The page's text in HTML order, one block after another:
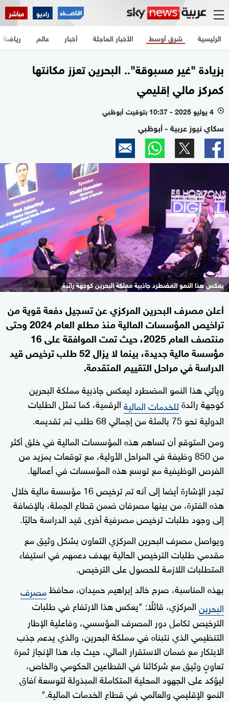
راديو مباشر
الرئيسية الأخبار العاجلة أخبار شرق أوسط عالم رياضة
بزيادة "غير مسبوقة".. البحرين تعزز مكانتها
كمركز مالي إقليمي
l 4 يوليو 2025 - 10:37 بتوقيت أبوظبي
سكاي نيوز عربية - أبوظبي
يعكس هذا النمو المضطرد جاذبية مملكة البحرين كوجهة رائدة
أعلن مصرف البحرين المركزي عن تسجيل دفعة قوية من
تراخيص المؤسسات المالية منذ مطلع العام 2024 وحتى
منتصف العام 2025، حيث تمت الموافقة على 16
مؤسسة مالية جديدة، بينما لا يزال 52 طلب ترخيص قيد
الدراسة في مراحل التقييم المتقدمة.
ويأتي هذا النمو المضطرد ليعكس جاذبية مملكة البحرين
كوجهة رائدةللخدمات الماليةالرقمية، كما تمثل الطلبات
الدولية نحو 75 بالمئة من إجمالي 68 طلب تم تقديمه.
ومن المتوقع أن تساهم هذه المؤسسات المالية في خلق أكثر
من 850 وظيفة في المراحل الأولية، مع توقعات بمزيد من
الفرص الوظيفية مع توسع هذه المؤسسات في أعمالها.
تجدر الإشارة أيضا إلى أنه تم ترخيص 16 مؤسسة مالية خلال
هذه الفترة، من بينها مصرفان ضمن قطاع الجملة، بالإضافة
إلى وجود طلبات ترخيص مصرفية أخرى قيد الدراسة حاليًا.
ويواصل مصرف البحرين المركزي التعاون بشكل وثيق مع
مقدمي طلبات الترخيص الحالية بهدف دعمهم في استيفاء
المتطلبات اللازمة للحصول على الترخيص.
بهذه المناسبة، صرح خالد إبراهيم حميدان، محافظمصرف
البحرينالمركزي، قائلًا: "يعكس هذا الارتفاع في طلبات
الترخيص تكامل دور المصرف المؤسسي، وفاعلية الإطار
التنظيمي الذي نتبناه في مملكة البحرين، والذي يدعم جذب
الابتكار مع ضمان الاستقرار المالي، حيث جاء هذا الإنجاز ثمرة
تعاونٍ وثيق مع شركائنا في القطاعين الحكومي والخاص،
ليؤكد على الجهود المحلية المتكاملة المبذولة لتوسعة آفاق
النمو الإقليمي والعالمي في قطاع الخدمات المالية."